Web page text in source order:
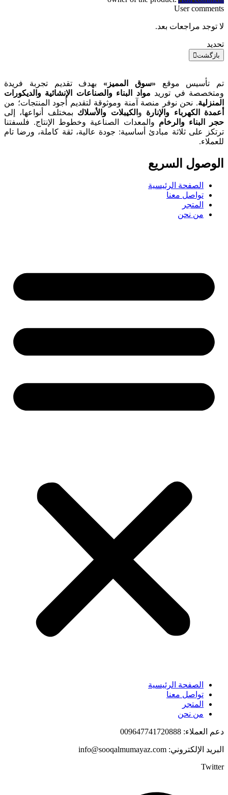
User comments
لا توجد مراجعات بعد.
تحديد
بازگشت
تم تأسيس موقع «سوق المميز» بهدف تقديم تجربة فريدة
ومتخصصة في توريد مواد البناء والصناعات الإنشائية والديكورات
المنزلية. نحن نوفر منصة آمنة وموثوقة لتقديم أجود المنتجات؛ من
أعمدة الكهرباء والإنارة و الكيبلات والأسلاك بمختلف أنواعها، إلى
حجر البناء والرخام والمعدات الصناعية وخطوط الإنتاج. فلسفتنا
ترتكز على ثلاثة مبادئ أساسية: جودة عالية، ثقة كاملة، ورضا تام
للعملاء.
الوصول السریع
الصفحة الرئيسية
تواصل معنا
المتجر
من نحن
الصفحة الرئيسية
تواصل معنا
المتجر
من نحن
دعم العملاء: 009647741720888
البريد الإلكتروني: info@sooqalmumayaz.com
Twitter